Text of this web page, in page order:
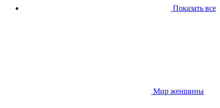
Показать все
Мир женщины